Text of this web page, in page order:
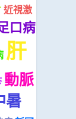
近視激
口病
肝
動脈
暑